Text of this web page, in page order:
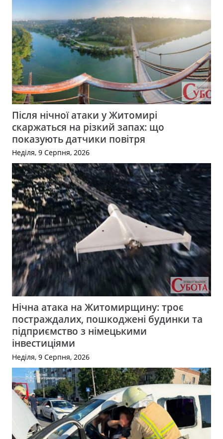
Після нічної атаки у Житомирі
скаржаться на різкий запах: що
показують датчики повітря
Неділя, 9 Серпня, 2026
Нічна атака на Житомирщину: троє
постраждалих, пошкоджені будинки та
підприємство з німецькими
інвестиціями
Неділя, 9 Серпня, 2026